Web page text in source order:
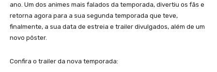
ano. Um dos animes mais falados da temporada, divertiu os fãs e
retorna agora para a sua segunda temporada que teve,
finalmente, a sua data de estreia e trailer divulgados, além de um
novo pôster.
Confira o trailer da nova temporada: